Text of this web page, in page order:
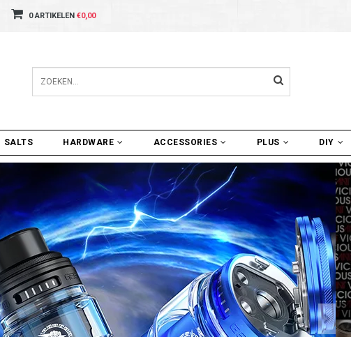
0 ARTIKELEN €0,00
SALTS HARDWARE ACCESSORIES PLUS DIY